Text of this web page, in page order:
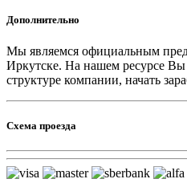
Дополнительно
Мы являемся официальным
Иркутске. На нашем ресурсе Вы
структуре компании, начать
Схема проезда